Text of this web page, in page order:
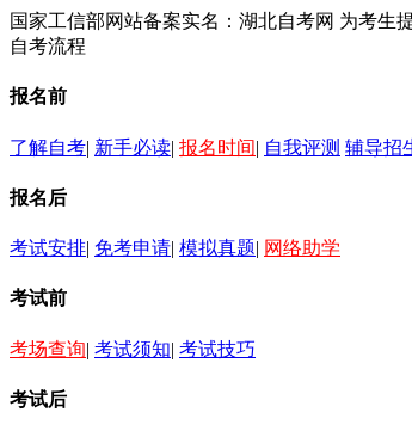
国家工信部网站备案实名：湖北自考网 为考生
自考流程
报名前
了解自考| 新手必读| 报名时间| 自我评测 辅导招
报名后
考试安排| 免考申请| 模拟真题| 网络助学
考试前
考场查询| 考试须知| 考试技巧
考试后